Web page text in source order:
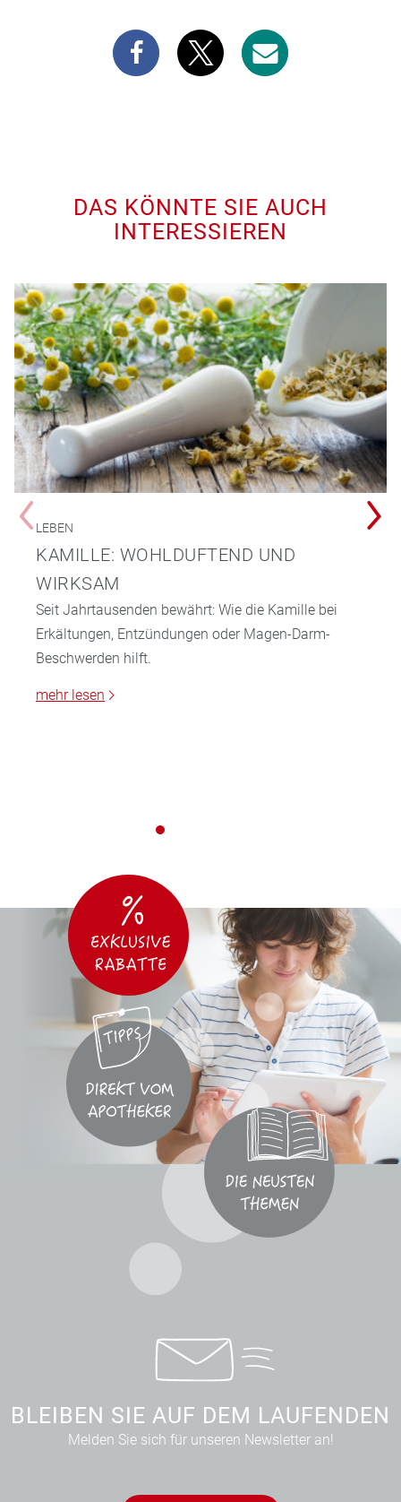
DAS KÖNNTE SIE AUCH
INTERESSIEREN
LEBEN
KAMILLE: WOHLDUFTEND UND
WIRKSAM
Seit Jahrtausenden bewährt: Wie die Kamille bei
Erkältungen, Entzündungen oder Magen-Darm-
Beschwerden hilft.
mehr lesen
BLEIBEN SIE AUF DEM LAUFENDEN
Melden Sie sich für unseren Newsletter an!